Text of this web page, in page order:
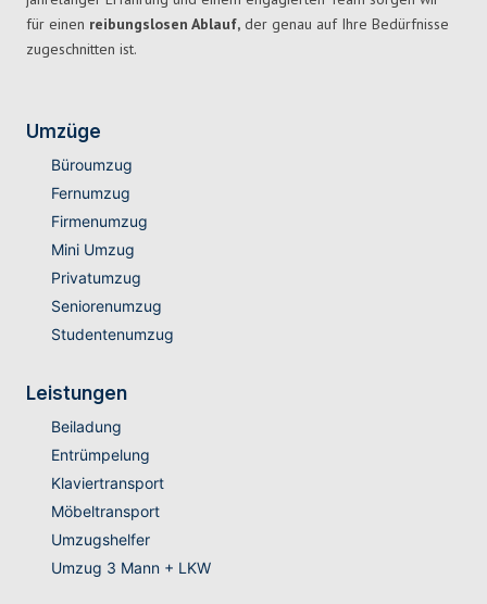
für einen reibungslosen Ablauf, der genau auf Ihre Bedürfnisse
zugeschnitten ist.
Umzüge
Büroumzug
Fernumzug
Firmenumzug
Mini Umzug
Privatumzug
Seniorenumzug
Studentenumzug
Leistungen
Beiladung
Entrümpelung
Klaviertransport
Möbeltransport
Umzugshelfer
Umzug 3 Mann + LKW